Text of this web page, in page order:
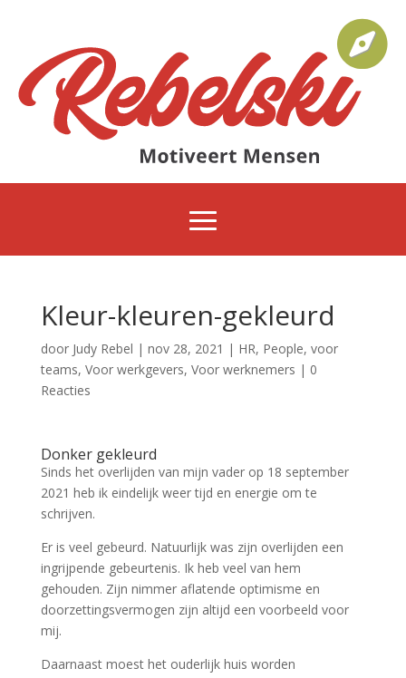
Kleur-kleuren-gekleurd
door Judy Rebel | nov 28, 2021 | HR, People, voor
teams, Voor werkgevers, Voor werknemers | 0
Reacties
Donker gekleurd
Sinds het overlijden van mijn vader op 18 september
2021 heb ik eindelijk weer tijd en energie om te
schrijven.
Er is veel gebeurd. Natuurlijk was zijn overlijden een
ingrijpende gebeurtenis. Ik heb veel van hem
gehouden. Zijn nimmer aflatende optimisme en
doorzettingsvermogen zijn altijd een voorbeeld voor
mij.
Daarnaast moest het ouderlijk huis worden